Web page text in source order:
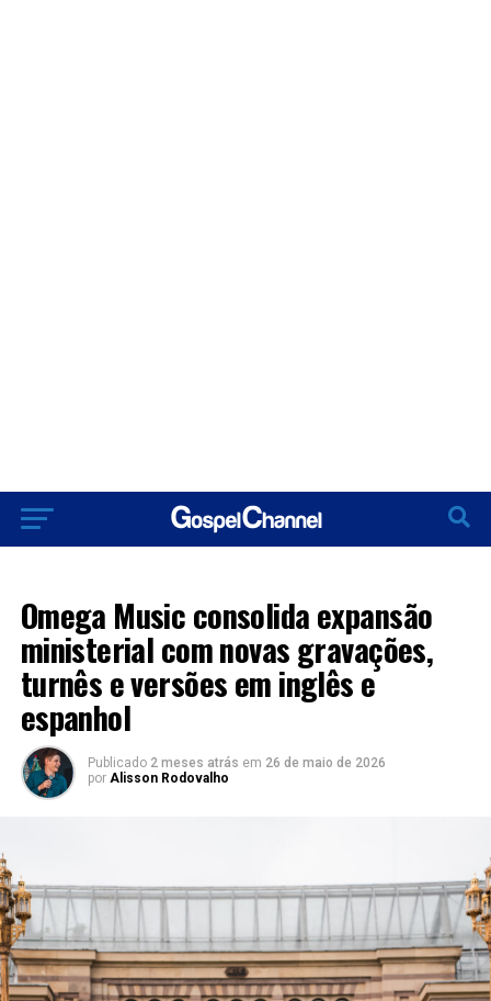
Omega Music consolida expansão
ministerial com novas gravações,
turnês e versões em inglês e
espanhol
Publicado 2 meses atrás em 26 de maio de 2026
por Alisson Rodovalho